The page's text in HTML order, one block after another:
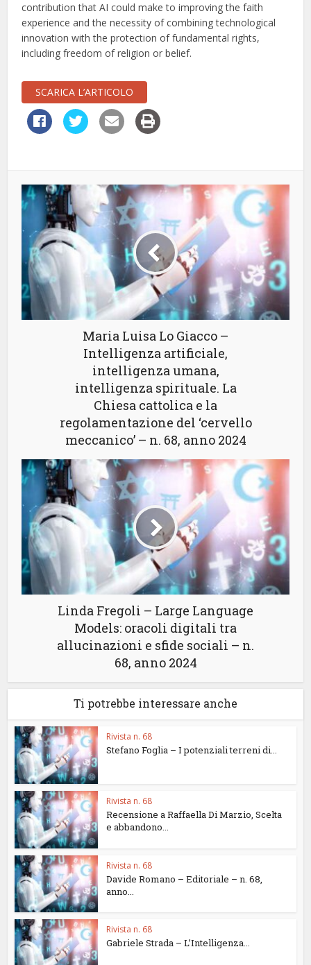
contribution that AI could make to improving the faith
experience and the necessity of combining technological
innovation with the protection of fundamental rights,
including freedom of religion or belief.
SCARICA L’ARTICOLO
Maria Luisa Lo Giacco –
Intelligenza artificiale,
intelligenza umana,
intelligenza spirituale. La
Chiesa cattolica e la
regolamentazione del ‘cervello
meccanico’ – n. 68, anno 2024
Linda Fregoli – Large Language
Models: oracoli digitali tra
allucinazioni e sfide sociali – n.
68, anno 2024
Ti potrebbe interessare anche
Rivista n. 68
Stefano Foglia – I potenziali terreni di...
Rivista n. 68
Recensione a Raffaella Di Marzio, Scelta
e abbandono...
Rivista n. 68
Davide Romano – Editoriale – n. 68,
anno...
Rivista n. 68
Gabriele Strada – L’Intelligenza...